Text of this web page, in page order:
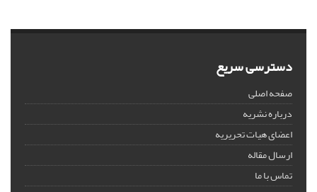
دسترسی سریع
صفحه اصلی
درباره نشریه
اعضای هیات تحریریه
ارسال مقاله
تماس با ما